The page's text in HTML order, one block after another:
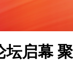
坛启幕